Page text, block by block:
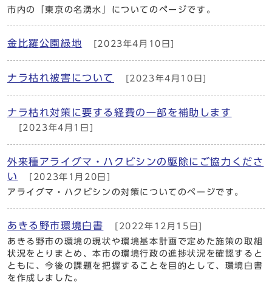
市内の「東京の名湧水」についてのページです。
金比羅公園緑地 [2023年4月10日]
ナラ枯れ被害について [2023年4月10日]
ナラ枯れ対策に要する経費の一部を補助します
[2023年4月1日]
外来種アライグマ・ハクビシンの駆除にご協力くださ
い
[2023年1月20日]
アライグマ・ハクビシンの対策についてのページです。
あきる野市環境白書
[2022年12月15日]
あきる野市の環境の現状や環境基本計画で定めた施策の取組
状況をとりまとめ、本市の環境行政の進捗状況を確認すると
ともに、今後の課題を把握することを目的として、環境白書
を作成しました。